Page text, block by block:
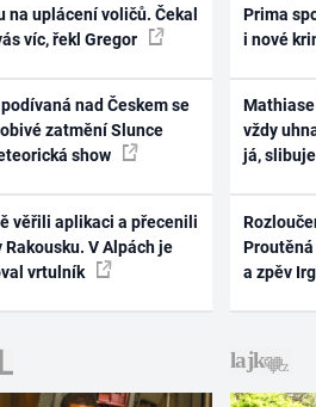
na uplácení voličů. Čekal
víc, řekl Gregor
nad Českem se
zatmění Slunce
show
věřili aplikaci a přecenili
Rakousku. V Alpách je
vrtulník
Prima
i nové
vždy
já,
Proutěná
a zpěv